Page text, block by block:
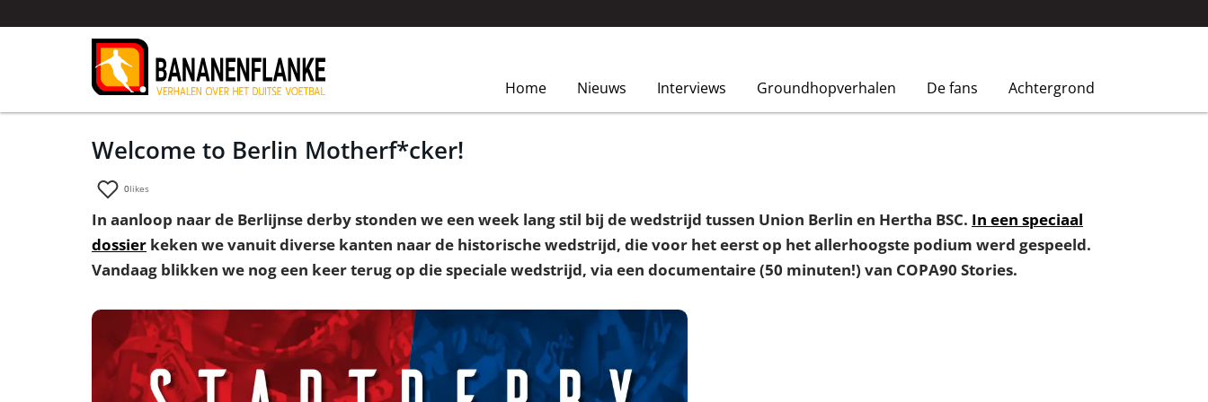
Home Nieuws Interviews Groundhopverhalen De fans Achtergrond
Welcome to Berlin Motherf*cker!
0likes
In aanloop naar de Berlijnse derby stonden we een week lang stil bij de wedstrijd tussen Union Berlin en Hertha BSC. In een speciaal
dossier keken we vanuit diverse kanten naar de historische wedstrijd, die voor het eerst op het allerhoogste podium werd gespeeld.
Vandaag blikken we nog een keer terug op die speciale wedstrijd, via een documentaire (50 minuten!) van COPA90 Stories.